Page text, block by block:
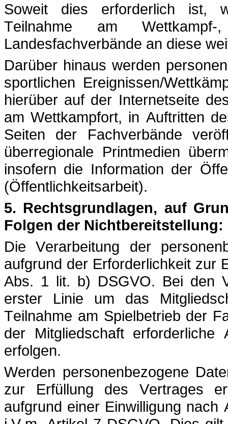
Soweit dies erforderlich ist,
Teilnahme am
Landesfachverbände an diese
Darüber hinaus werden
sportlichen Ereignissen/
hierüber auf der Internetseite
am Wettkampfort, in Auftritten
Seiten der Fachverbände
überregionale Printmedien
insofern die Information der
(Öffentlichkeitsarbeit).
5. Rechtsgrundlagen, auf
Folgen der Nichtbereitstellung:
Die Verarbeitung der
aufgrund der Erforderlichkeit zur
Abs. 1 lit. b) DSGVO. Bei den
erster Linie um das
Teilnahme am Spielbetrieb der
der Mitgliedschaft
erfolgen.
Werden personenbezogene
zur Erfüllung des Vertrages
aufgrund einer Einwilligung